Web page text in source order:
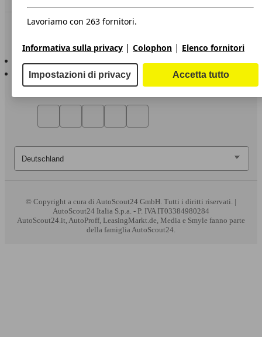
Sempre con te
AutoScout24 per Android
© Copyright a cura di AutoScout24 GmbH. Tutti i diritti riservati. |
AutoScout24 Italia S.p.a. - P. IVA IT03384980284
AutoScout24.it, AutoProff, LeasingMarkt.de, Media e Smyle fanno parte
della famiglia AutoScout24.
Lavoriamo con 263 fornitori.
Informativa sulla privacy | Colophon | Elenco fornitori
Impostazioni di privacy Accetta tutto